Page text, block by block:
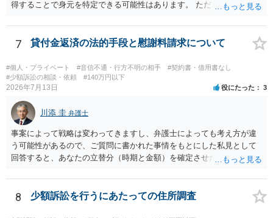
ん。当該チケットがチケット転売防止法に規定する特定興行入場券に
外に選択肢がない場合もあるでしょう。 このように、本件の紛争は、
法的には「当事者の合理的意思」がどこにあるのかを追求した解決が
必要になると思われます。なかなか難しい問題なので、弁護士によっ
ても回答は異なるかもしれません。
得することで身元を特定できる可能性はあります。 ただ、他人名義の
ろです。 LINEについても、詐欺の事案であれば照会できる可能性はあ
りますが、携帯電話の番号を経由する方法より難しくなります。 身元
本的に贈与に該当する場合には返金請求ができません。 詐欺を含め、
当方に返金の理屈があるかどうかを確認していきます。 さらに、渡し
た金額について、裏付けがあるかどうかも精査します。 上記を経て、
身元の特定、返金の理屈があると判断できるのであれば、まずは交渉
からスタートすることになるでしょう。 ご理解のとおり、詐欺である
ことの立証は簡単ではありません。 刑事事件化が出来るのであれば、
返金交渉で有利になる可能性がありますが、民事上の詐欺の立証以上
に難しいところがあります。 こちらについては、一度、最寄りの警察
署に被害相談をするようにしてください。 具体的な見通しに関して
7 貸付金返済の法的手段と慰謝料請求について
#個人・プライベート #音信不通・行方不明の相手
#契約書・借用書なし
#少額訴訟の相談・依頼
#140万円以下
2026年7月13日 役にたった 3
川添 圭 弁護士
事案によって戦略は変わってきますし、弁護士によっても考え方が違
う可能性があるので、ご質問に書かれた事情をもとにした私見として
回答すると、あなたの立替分（時期と金額）を確定させた上で、淡々
と、もし異議申立てがなされる可能性が高そうであれば時間の浪費
（通常訴訟へ移行する日数分空転する）になりますし、支払督促及び
8 少額訴訟を行うにあたっての住所調査